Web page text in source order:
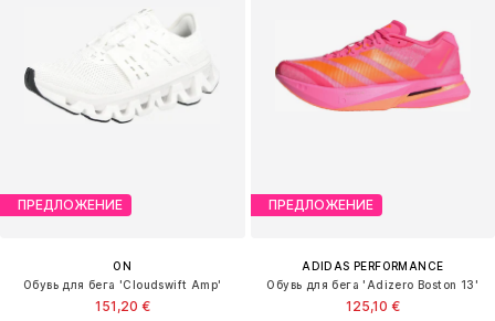
ПРЕДЛОЖЕНИЕ
ON
Обувь для бега 'Cloudswift Amp'
151,20 €
ПРЕДЛОЖЕНИЕ
ADIDAS PERFORMANCE
Обувь для бега 'Adizero Boston 13'
125,10 €